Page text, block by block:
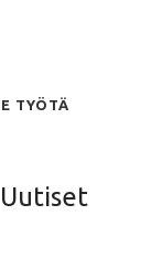
TYÖTÄ
Uutiset